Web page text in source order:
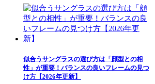
似合うサングラスの選び方は「顔型との相
性」が重要！バランスの良いフレームの見つ
け方【2026年更新】